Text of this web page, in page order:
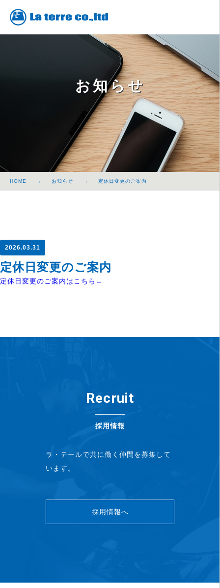
お知らせ
HOME お知らせ 定休日変更のご案内
2026.03.31
定休日変更のご案内
定休日変更のご案内はこちら←
Recruit
採用情報
ラ・テールで共に働く仲間を募集して
います。
採用情報へ